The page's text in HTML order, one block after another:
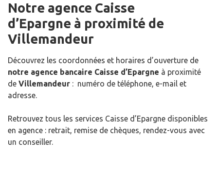
Notre agence Caisse
d’Epargne à proximité de
Villemandeur
Découvrez les coordonnées et horaires d’ouverture de
notre agence bancaire Caisse d’Epargne à proximité
de Villemandeur : numéro de téléphone, e-mail et
adresse.
Retrouvez tous les services Caisse d’Epargne disponibles
en agence : retrait, remise de chèques, rendez-vous avec
un conseiller.